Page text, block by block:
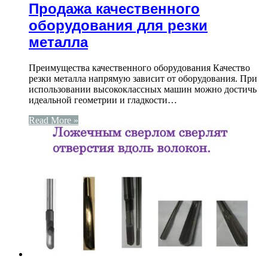
Продажа качественного
оборудования для резки
металла
Преимущества качественного оборудования Качество
резки металла напрямую зависит от оборудования. При
использовании высококлассных машин можно достичь
идеальной геометрии и гладкости…
Read More »